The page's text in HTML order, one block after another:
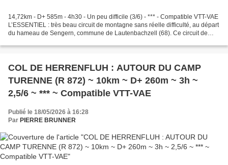
14,72km - D+ 585m - 4h30 - Un peu difficile (3/6) - *** - Compatible VTT-VAE
L’ESSENTIEL : très beau circuit de montagne sans réelle difficulté, au départ
du hameau de Sengern, commune de Lautenbachzell (68). Ce circuit de
COL DE HERRENFLUH : AUTOUR DU CAMP
TURENNE (R 872) ~ 10km ~ D+ 260m ~ 3h ~
2,5/6 ~ *** ~ Compatible VTT-VAE
Publié le 18/05/2026 à 16:28
Par PIERRE BRUNNER